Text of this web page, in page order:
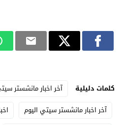
كلمات دليلية
آخر اخبار مانشستر
آخر اخبار مانشستر سيتي اليوم